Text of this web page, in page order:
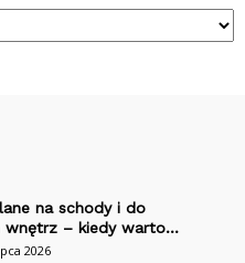
na schody i do
wnętrz – kiedy warto...
2026